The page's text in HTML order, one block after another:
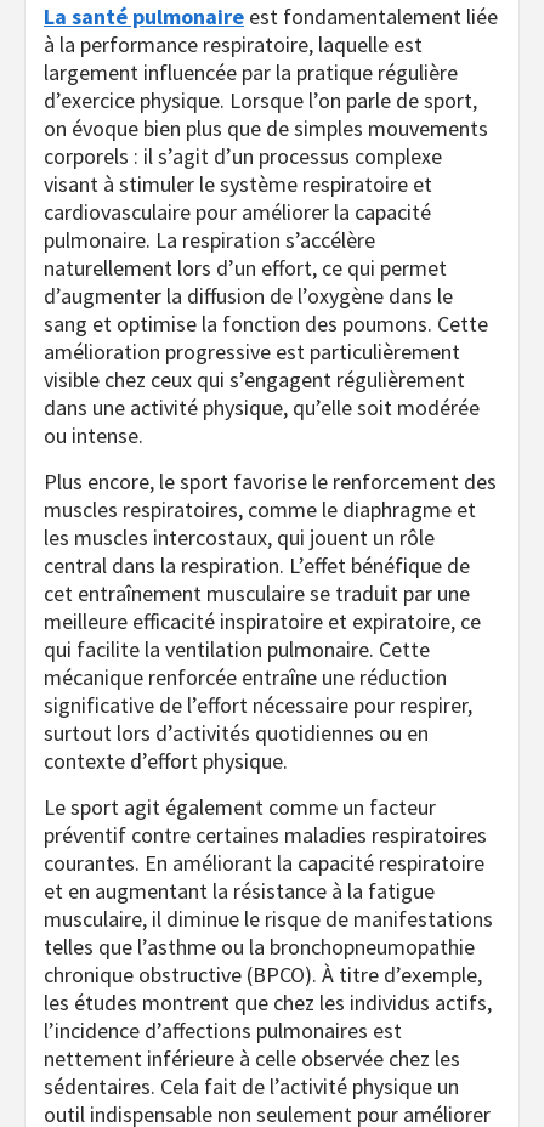
La santé pulmonaire est fondamentalement liée
à la performance respiratoire, laquelle est
largement influencée par la pratique régulière
d’exercice physique. Lorsque l’on parle de sport,
on évoque bien plus que de simples mouvements
corporels : il s’agit d’un processus complexe
visant à stimuler le système respiratoire et
cardiovasculaire pour améliorer la capacité
pulmonaire. La respiration s’accélère
naturellement lors d’un effort, ce qui permet
d’augmenter la diffusion de l’oxygène dans le
sang et optimise la fonction des poumons. Cette
amélioration progressive est particulièrement
visible chez ceux qui s’engagent régulièrement
dans une activité physique, qu’elle soit modérée
ou intense.
Plus encore, le sport favorise le renforcement des
muscles respiratoires, comme le diaphragme et
les muscles intercostaux, qui jouent un rôle
central dans la respiration. L’effet bénéfique de
cet entraînement musculaire se traduit par une
meilleure efficacité inspiratoire et expiratoire, ce
qui facilite la ventilation pulmonaire. Cette
mécanique renforcée entraîne une réduction
significative de l’effort nécessaire pour respirer,
surtout lors d’activités quotidiennes ou en
contexte d’effort physique.
Le sport agit également comme un facteur
préventif contre certaines maladies respiratoires
courantes. En améliorant la capacité respiratoire
et en augmentant la résistance à la fatigue
musculaire, il diminue le risque de manifestations
telles que l’asthme ou la bronchopneumopathie
chronique obstructive (BPCO). À titre d’exemple,
les études montrent que chez les individus actifs,
l’incidence d’affections pulmonaires est
nettement inférieure à celle observée chez les
sédentaires. Cela fait de l’activité physique un
outil indispensable non seulement pour améliorer